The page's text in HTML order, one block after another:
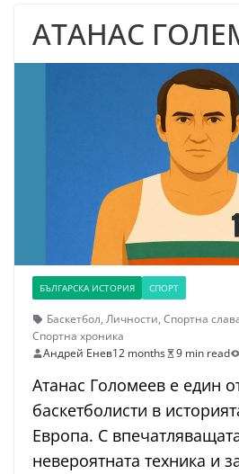
АТАНАС
БЪЛГАРСКА ИСТОРИЯ СПОРТ
Баскетбол, Личности, Спортна
Спортна хроника
Андрей Енев12 months 9 min read
Атанас Голомеев е един
баскетболисти в
Европа. С
невероятната техника и